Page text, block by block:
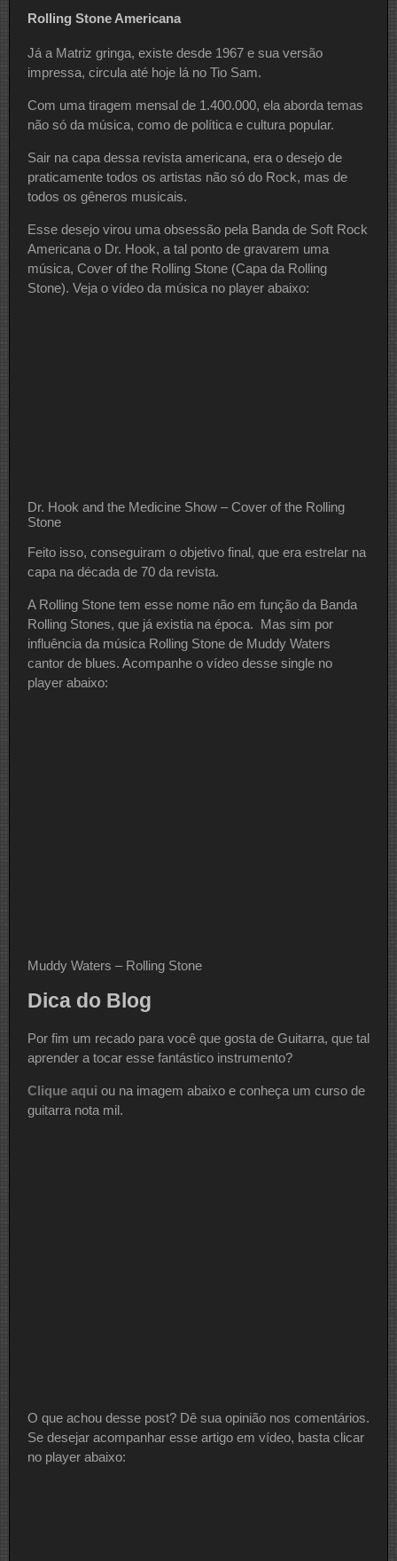
Rolling Stone Americana
Já a Matriz gringa, existe desde 1967 e sua versão
impressa, circula até hoje lá no Tio Sam.
Com uma tiragem mensal de 1.400.000, ela aborda temas
não só da música, como de política e cultura popular.
Sair na capa dessa revista americana, era o desejo de
praticamente todos os artistas não só do Rock, mas de
todos os gêneros musicais.
Esse desejo virou uma obsessão pela Banda de Soft Rock
Americana o Dr. Hook, a tal ponto de gravarem uma
música, Cover of the Rolling Stone (Capa da Rolling
Stone). Veja o vídeo da música no player abaixo:
Dr. Hook and the Medicine Show – Cover of the Rolling
Stone
Feito isso, conseguiram o objetivo final, que era estrelar na
capa na década de 70 da revista.
A Rolling Stone tem esse nome não em função da Banda
Rolling Stones, que já existia na época. Mas sim por
influência da música Rolling Stone de Muddy Waters
cantor de blues. Acompanhe o vídeo desse single no
player abaixo:
Muddy Waters – Rolling Stone
Dica do Blog
Por fim um recado para você que gosta de Guitarra, que tal
aprender a tocar esse fantástico instrumento?
Clique aqui ou na imagem abaixo e conheça um curso de
guitarra nota mil.
O que achou desse post? Dê sua opinião nos comentários.
Se desejar acompanhar esse artigo em vídeo, basta clicar
no player abaixo: